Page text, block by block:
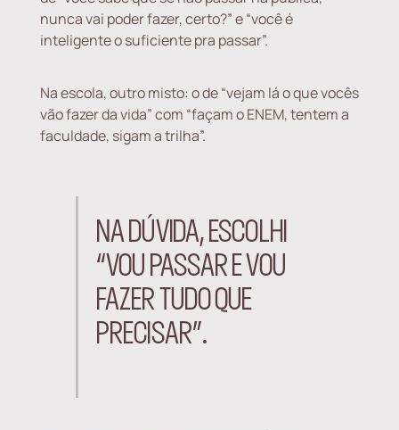
nunca vai poder fazer, certo?” e “você é
inteligente o suficiente pra passar”.
Na escola, outro misto: o de “vejam lá o que vocês
vão fazer da vida” com “façam o ENEM, tentem a
faculdade, sigam a trilha”.
NA DÚVIDA, ESCOLHI
“VOU PASSAR E VOU
FAZER TUDO QUE
PRECISAR”.